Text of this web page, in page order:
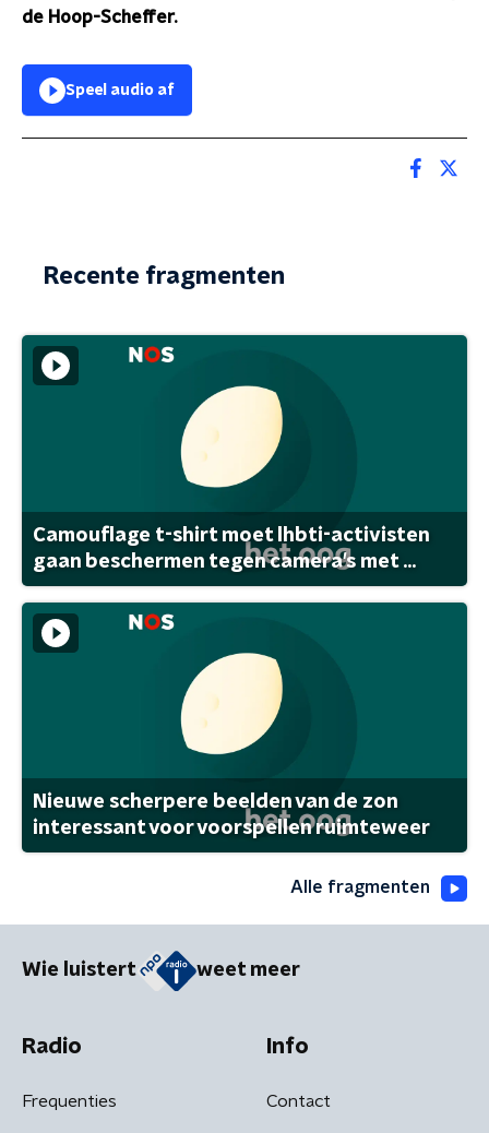
de Hoop-Scheffer.
Speel audio af
Recente fragmenten
Camouflage t-shirt moet lhbti-activisten
gaan beschermen tegen camera's met ...
Nieuwe scherpere beelden van de zon
interessant voor voorspellen ruimteweer
Alle fragmenten
Wie luistert weet meer
Radio
Frequenties
Info
Contact